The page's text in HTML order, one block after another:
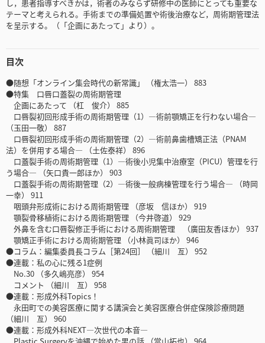
し，患者指導すべきかは，術者のみならず研修中の医師にとっても重要な
テーマと考えられる。手術までの準備処置や術後治療など，周術期管理法
を呈示する。（「企画にあたって」より）。
目次
●随想「オンライン集会時代の新常識」 （権太浩一） 883
●特集 口唇口蓋裂の周術期管理
企画にあたって （杠 俊介） 885
口唇裂初回形成手術の周術期管理（1）―術前顎矯正を行わない場合―
（玉田一敬） 887
口唇裂初回形成手術の周術期管理（2）―術前鼻歯槽矯正法（PNAM
法）を併用する場合― （土佐泰祥） 896
口蓋裂手術の周術期管理（1）―術後小児集中治療室（PICU）管理を行
う場合― （矢口貴一郎ほか） 903
口蓋裂手術の周術期管理（2）―術後一般病棟管理を行う場合― （時岡
一幸） 911
咽頭弁形成術における周術期管理 （彦坂 信ほか） 919
顎裂骨移植術における周術期管理 （今井啓道） 929
外鼻を含む口唇裂修正手術における周術期管理 （廣田友香ほか） 937
顎矯正手術における周術期管理 （小林眞司ほか） 946
●コラム：編集委員長コラム［第24回］ （細川 亙） 952
●連載：私の心に残る1症例
No.30 （多久嶋亮彦） 954
コメント （細川 亙） 958
●連載：形成外科Topics！
永田町での美容医療に関する講演会と美容医療合併症保険診療問題
（細川 亙） 960
●連載：形成外科NEXT―次世代の本音―